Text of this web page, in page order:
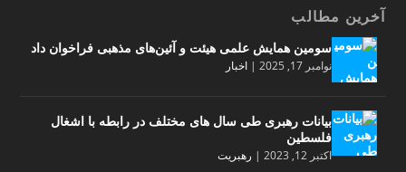
آخرین مطالب
سومین همایش علمی هیئت و آئین‌های مذهبی فراخوان داد
نوامبر 17, 2025 |اخبار
بیانات رهبری طی سال های مختلف در رابطه با اشغال
فلسطین
اکتبر 12, 2023 | رهبریت